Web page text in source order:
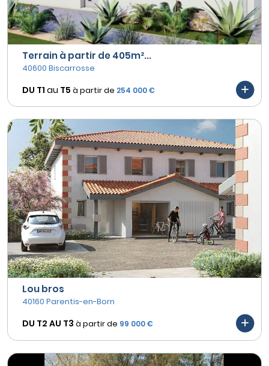
Terrain à partir de 405m²...
40600 Biscarrosse
DU T1 au T5 à partir de 254 000 €
Lou bros
40160 Parentis-en-Born
DU T2 AU T3 à partir de 99 000 €